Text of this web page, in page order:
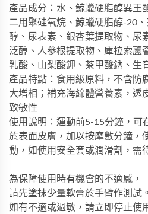
產品成分：水、鯨蠟硬脂醇異王
二用聚硅氧烷、鯨蠟硬脂醇-20
醇、尿表素、銀杏葉提取物、尿
泛醇、人參根提取物、庫拉索蘆
乳酸、山梨酸鉀、茶甲酸鈉、生
產品特點：食用級原料，不含防
大增相；補充海綿體營養素，透
致敏性
使用說明：運動前5-15分鐘，可
於表面皮膚，加以按摩數分鐘，
動，如使用安全套或潤滑劑，需
為保障使用時有機會的不適感，
請先塗抹少量軟膏於手臂作測試。
如有不適或過敏，請立即停止使